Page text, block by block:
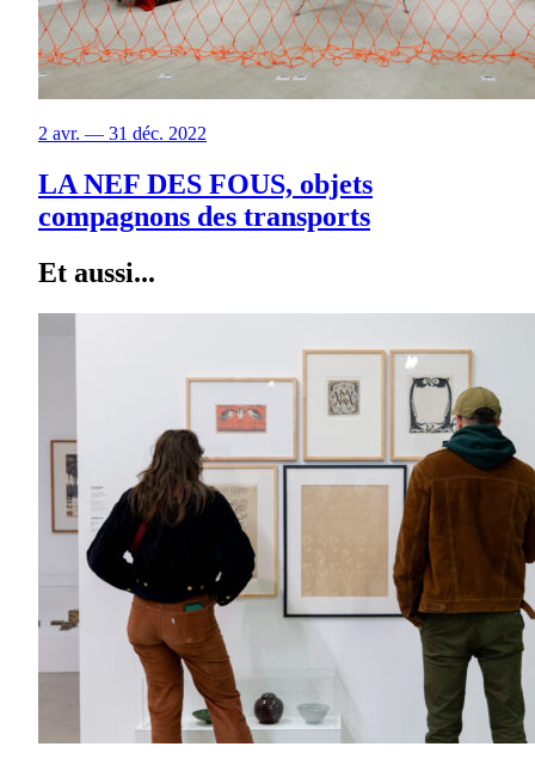
2 avr. — 31 déc. 2022
LA NEF DES FOUS, objets
compagnons des transports
Et aussi...